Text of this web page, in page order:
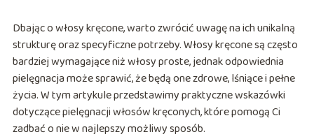
Dbając o włosy kręcone, warto zwrócić uwagę na ich unikalną
strukturę oraz specyficzne potrzeby. Włosy kręcone są często
bardziej wymagające niż włosy proste, jednak odpowiednia
pielęgnacja może sprawić, że będą one zdrowe, lśniące i pełne
życia. W tym artykule przedstawimy praktyczne wskazówki
dotyczące pielęgnacji włosów kręconych, które pomogą Ci
zadbać o nie w najlepszy możliwy sposób.